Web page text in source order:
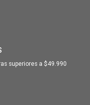
superiores a $49.990